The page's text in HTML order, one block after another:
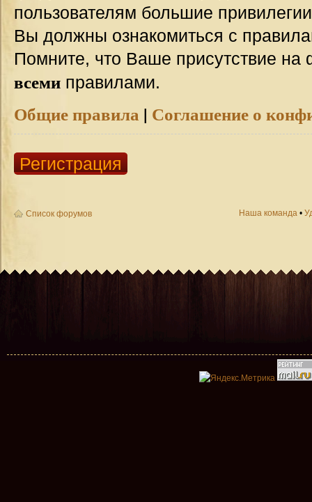
пользователям большие
Вы должны ознакомиться с
Помните, что Ваше присутствие на
всеми правилами.
Общие правила | Соглашение о
Регистрация
Список форумов Наша команда •